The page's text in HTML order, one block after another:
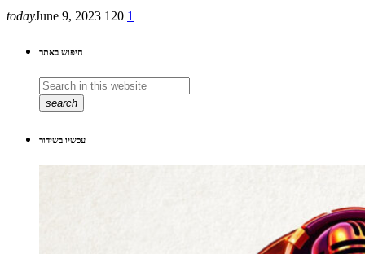
todayJune 9, 2023 120 1
חיפוש באתר
search
עכשיו בשידור